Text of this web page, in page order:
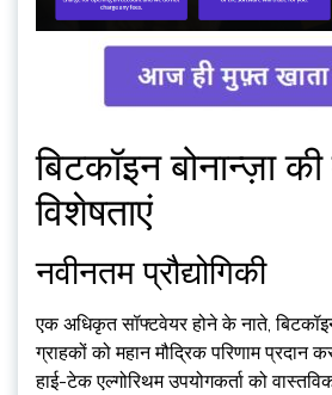
बिटकॉइन बोनान्ज़ा
विशेषताएं
नवीनतम प्रौद्योगिकी
एक अधिकृत सॉफ्टवेयर होने के नाते,
ग्राहकों को महान मौद्रिक परिणाम प्रदान
हाई-टेक एल्गोरिथम उपयोगकर्ता को